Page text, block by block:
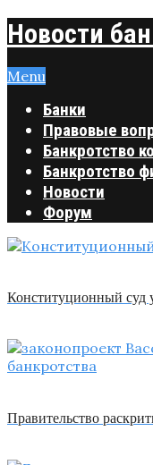
Новости
Menu
Банки
Правовые
Банкротство
Банкротство
Новости
Форум
Конституционный суд
Правительство